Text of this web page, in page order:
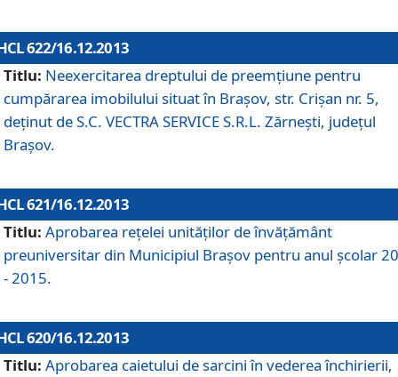
622/16.12.2013
Titlu: Neexercitarea dreptului de preemţiune pentru
cumpărarea imobilului situat în Braşov, str. Crişan nr. 5,
deţinut de S.C. VECTRA SERVICE S.R.L. Zărneşti, judeţul
Braşov.
621/16.12.2013
Titlu: Aprobarea reţelei unităţilor de învăţământ
preuniversitar din Municipiul Braşov pentru anul şcolar
- 2015.
620/16.12.2013
Titlu: Aprobarea caietului de sarcini în vederea închirierii,